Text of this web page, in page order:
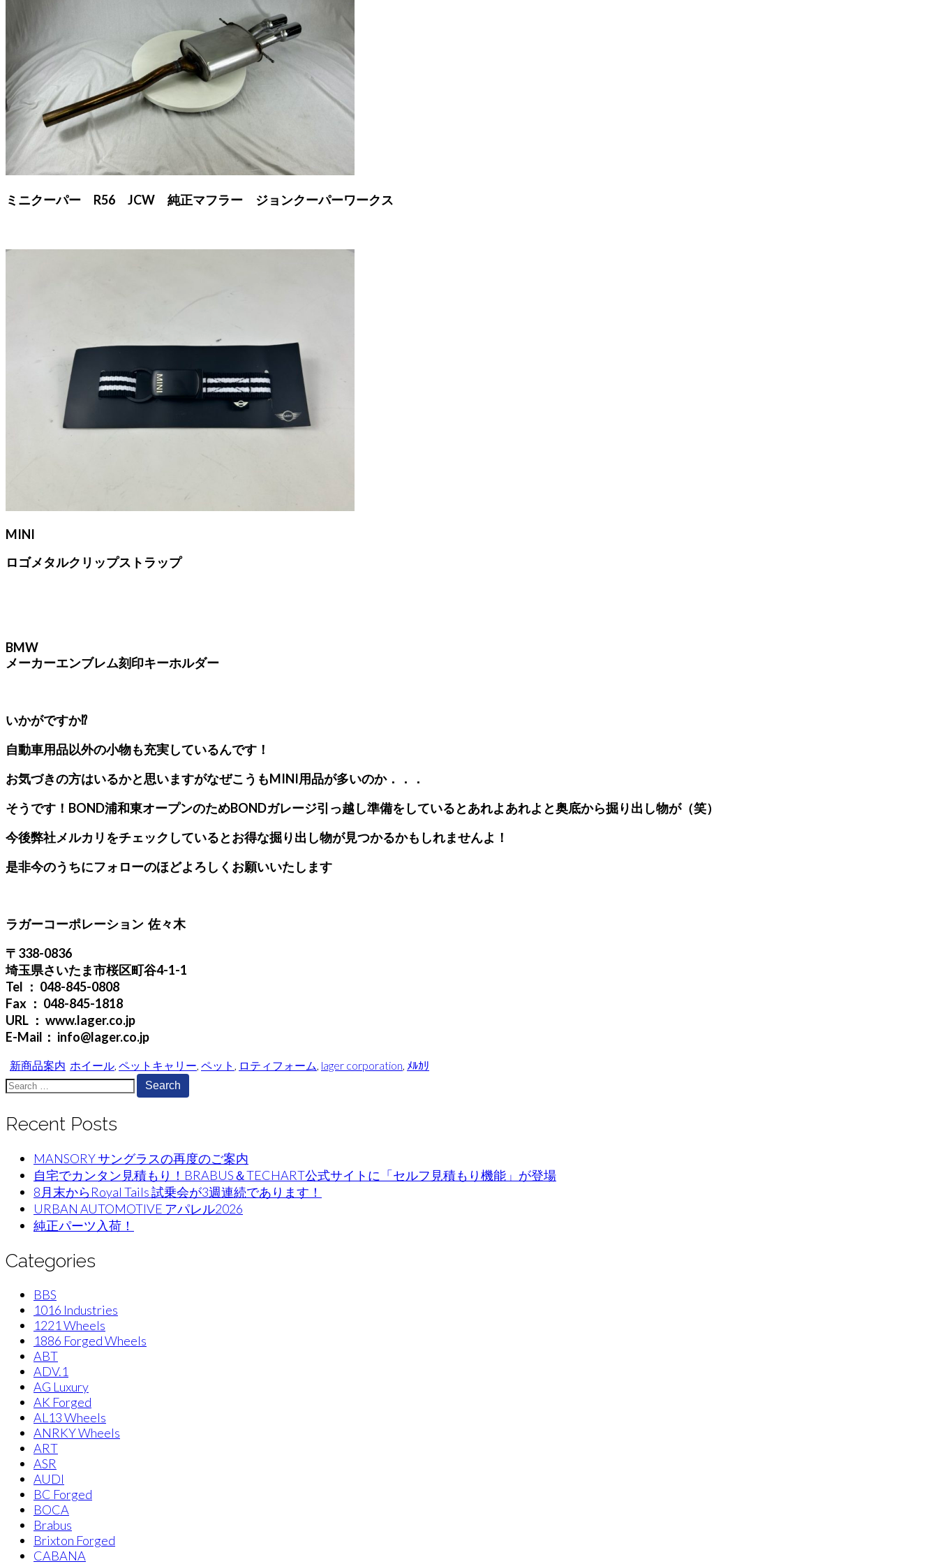
ミニクーパー R56 JCW 純正マフラー ジョンクーパーワークス
MINI
ロゴメタルクリップストラップ
BMW
メーカーエンブレム刻印キーホルダー
いかがですか⁉
自動車用品以外の小物も充実しているんです！
お気づきの方はいるかと思いますがなぜこうもMINI用品が多いのか．．．
そうです！BOND浦和東オープンのためBONDガレージ引っ越し準備をしているとあれよあれよと奥底から掘り出し物が（笑）
今後弊社メルカリをチェックしているとお得な掘り出し物が見つかるかもしれませんよ！
是非今のうちにフォローのほどよろしくお願いいたします
ラガーコーポレーション 佐々木
〒338-0836
埼玉県さいたま市桜区町谷4-1-1
Tel ： 048-845-0808
Fax ： 048-845-1818
URL ： www.lager.co.jp
E-Mail： info@lager.co.jp
新商品案内 ホイール, ペットキャリー, ペット , ロティフォーム, lager corporation, ﾒﾙｶﾘ
Search
for:
Recent Posts
MANSORY サングラスの再度のご案内
自宅でカンタン見積もり！BRABUS＆TECHART公式サイトに「セルフ見積もり機能」が登場
8月末からRoyal Tails 試乗会が3週連続であります！
URBAN AUTOMOTIVE アパレル2026
純正パーツ入荷！
Categories
BBS
1016 Industries
1221 Wheels
1886 Forged Wheels
ABT
ADV.1
AG Luxury
AK Forged
AL13 Wheels
ANRKY Wheels
ART
ASR
AUDI
BC Forged
BOCA
Brabus
Brixton Forged
CABANA